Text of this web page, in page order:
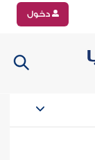
دخول